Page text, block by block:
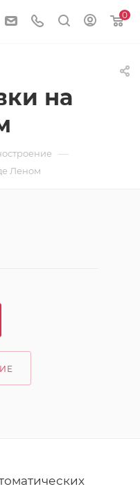
0
на
—
Леном